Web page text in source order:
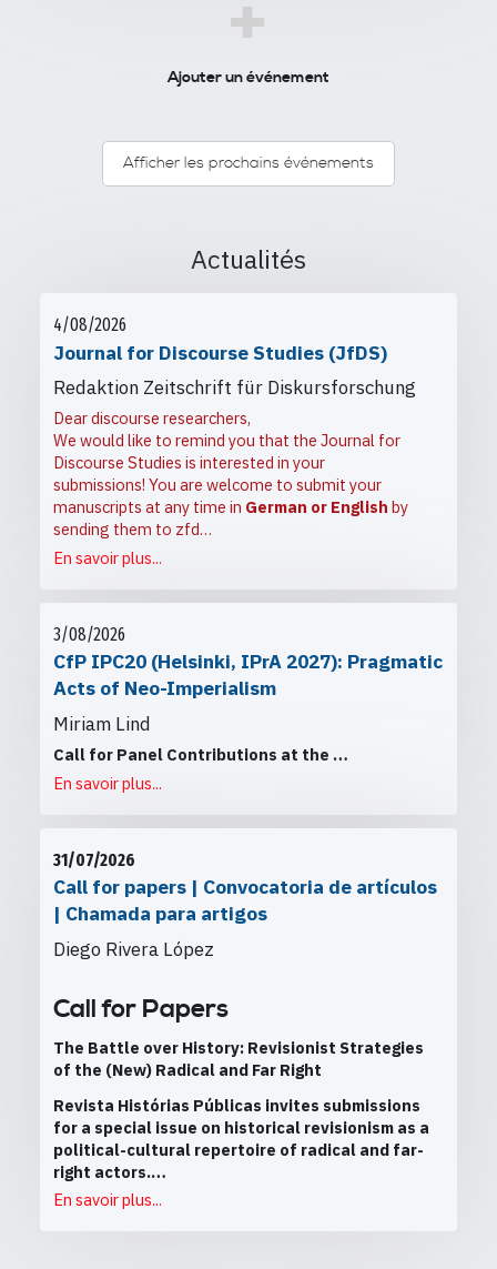
+
Ajouter un événement
Afficher les prochains événements
Actualités
4/08/2026
Journal for Discourse Studies (JfDS)
Redaktion Zeitschrift für Diskursforschung
Dear discourse researchers,
We would like to remind you that the Journal for
Discourse Studies is interested in your
submissions! You are welcome to submit your
manuscripts at any time in German or English by
sending them to zfd…
En savoir plus...
3/08/2026
CfP IPC20 (Helsinki, IPrA 2027): Pragmatic
Acts of Neo-Imperialism
Miriam Lind
Call for Panel Contributions at the …
En savoir plus...
31/07/2026
Call for papers | Convocatoria de artículos
| Chamada para artigos
Diego Rivera López
Call for Papers
The Battle over History: Revisionist Strategies
of the (New) Radical and Far Right
Revista Histórias Públicas invites submissions
for a special issue on historical revisionism as a
political-cultural repertoire of radical and far-
right actors.…
En savoir plus...